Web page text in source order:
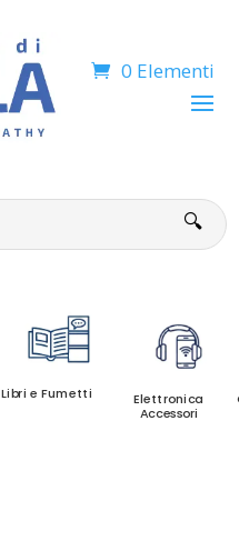
0 Elementi
🔍
Libri e Fumetti
Elettronica
Accessori